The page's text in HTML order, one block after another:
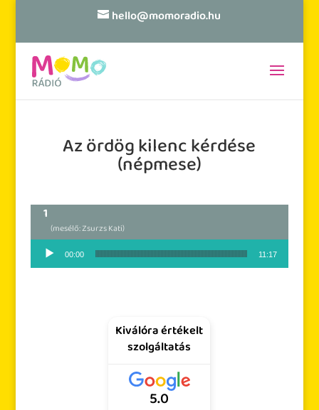
hello@momoradio.hu
Az ördög kilenc kérdése
(népmese)
(mesélő: Zsurzs Kati)
Audió lejátszó
00:00 11:17
Kiválóra értékelt
szolgáltatás
5.0